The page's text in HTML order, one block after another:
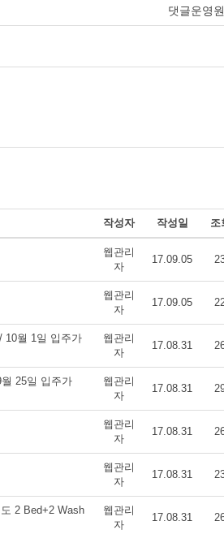
댓글운영
작성자 작성일 조
웹관리
자
17.09.05
웹관리
자
17.09.05
10월 1일 입주가
웹관리
자
17.08.31
25일 입주가
웹관리
자
17.08.31
웹관리
자
17.08.31
웹관리
자
17.08.31
2 Bed+2 Wash
웹관리
자
17.08.31